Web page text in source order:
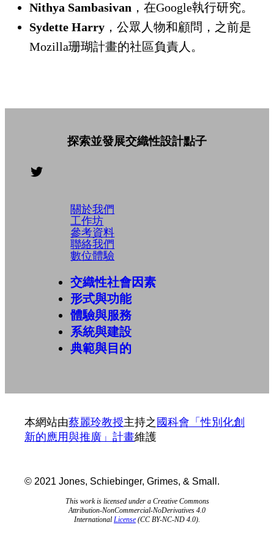
Nithya Sambasivan ，在Google執行研究。
Sydette Harry ，公眾人物和顧問，之前是
Mozilla珊瑚計畫的社區負責人。
探索並發展交織性設計點子
關於我們
工作坊
參考資料
聯絡我們
數位體驗
交織性社會因素
形式與功能
體驗與服務
系統與建設
典範與目的
本網站由蔡麗玲教授主持之 國科會「性別化創
新的應用與推廣」計畫維護
© 2021 Jones, Schiebinger, Grimes, & Small.
This work is licensed under a Creative Commons
Attribution-NonCommercial-NoDerivatives 4.0
International License (CC BY-NC-ND 4.0).